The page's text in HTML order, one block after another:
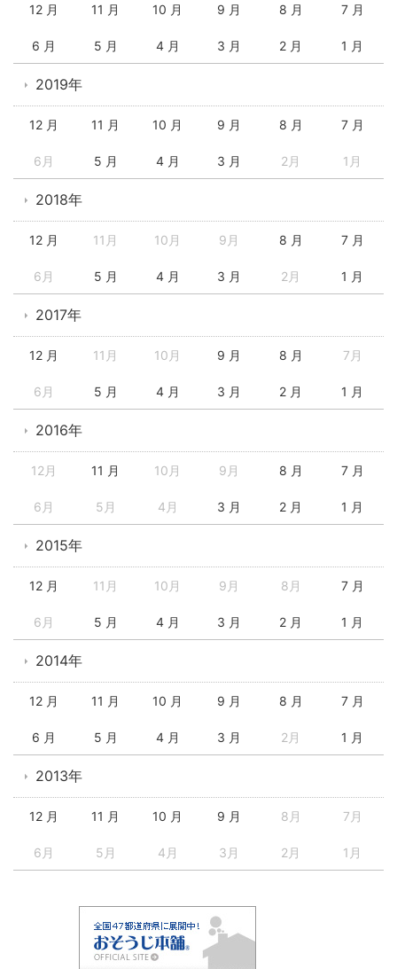
12 月 11 月 10 月 9 月 8 月 7 月
6 月 5 月 4 月 3 月 2 月 1 月
2019年
12 月 11 月 10 月 9 月 8 月 7 月
6月 5 月 4 月 3 月 2月 1月
2018年
12 月 11月 10月 9月 8 月 7 月
6月 5 月 4 月 3 月 2月 1 月
2017年
12 月 11月 10月 9 月 8 月 7月
6月 5 月 4 月 3 月 2 月 1 月
2016年
12月 11 月 10月 9月 8 月 7 月
6月 5月 4月 3 月 2 月 1 月
2015年
12 月 11月 10月 9月 8月 7 月
6月 5 月 4 月 3 月 2 月 1 月
2014年
12 月 11 月 10 月 9 月 8 月 7 月
6 月 5 月 4 月 3 月 2月 1 月
2013年
12 月 11 月 10 月 9 月 8月 7月
6月 5月 4月 3月 2月 1月